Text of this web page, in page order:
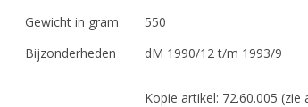
Gewicht in gram
550
Bijzonderheden
dM 1990/12 t/m 1993/9
Kopie artikel: 72.60.005 (zie